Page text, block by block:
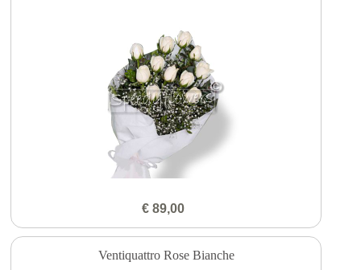
€ 89,00
Ventiquattro Rose Bianche